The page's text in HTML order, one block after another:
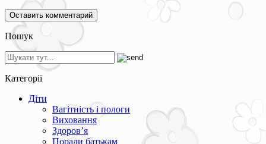
Пошук
Категорії
Діти
Вагітність і пологи
Виховання
Здоров’я
Поради батькам